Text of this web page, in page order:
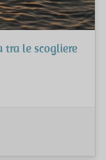
tra le scogliere